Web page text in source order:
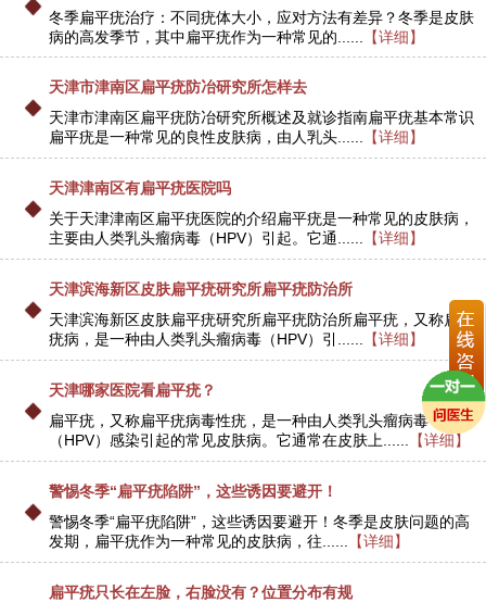
冬季扁平疣治疗：不同疣体大小，应对方法有差异？冬季是皮肤
病的高发季节，其中扁平疣作为一种常见的......
【详细】
天津市津南区扁平疣防冶研究所怎样去
天津市津南区扁平疣防冶研究所概述及就诊指南扁平疣基本常识
扁平疣是一种常见的良性皮肤病，由人乳头...... 【详细】
天津津南区有扁平疣医院吗
关于天津津南区扁平疣医院的介绍扁平疣是一种常见的皮肤病，
主要由人类乳头瘤病毒（HPV）引起。它通...... 【详细】
天津滨海新区皮肤扁平疣研究所扁平疣防治所
天津滨海新区皮肤扁平疣研究所扁平疣防治所扁平疣，又称扁平
疣病，是一种由人类乳头瘤病毒（HPV）引...... 【详细】
天津哪家医院看扁平疣？
扁平疣，又称扁平疣病毒性疣，是一种由人类乳头瘤病毒
（HPV）感染引起的常见皮肤病。它通常在皮肤上...... 【详细】
警惕冬季“扁平疣陷阱”，这些诱因要避开！
警惕冬季“扁平疣陷阱”，这些诱因要避开！冬季是皮肤问题的高
发期，扁平疣作为一种常见的皮肤病，往...... 【详细】
扁平疣只长在左脸，右脸没有？位置分布有规